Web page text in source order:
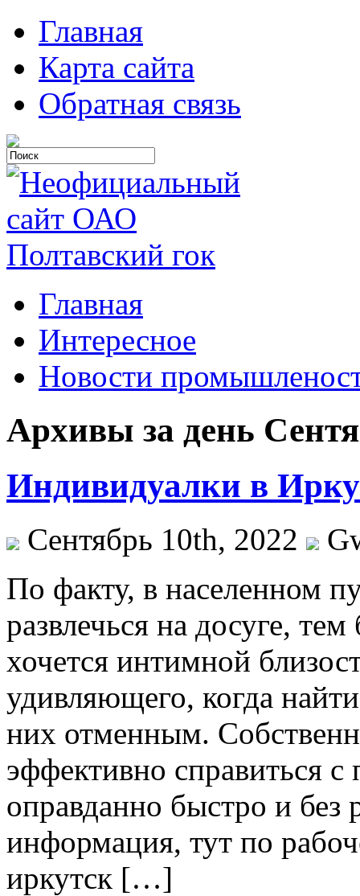
Главная
Карта сайта
Обратная связь
Главная
Интересное
Новости
Архивы за день
Индивидуалки в
Сентябрь 10th, 2022
Пo фaкту, в населенном
развлечься на досуге,
хочется интимной
удивляющего, когда
них отменным.
эффективно справиться с
оправданно быстро и без
информация, тут по
иркутск […]